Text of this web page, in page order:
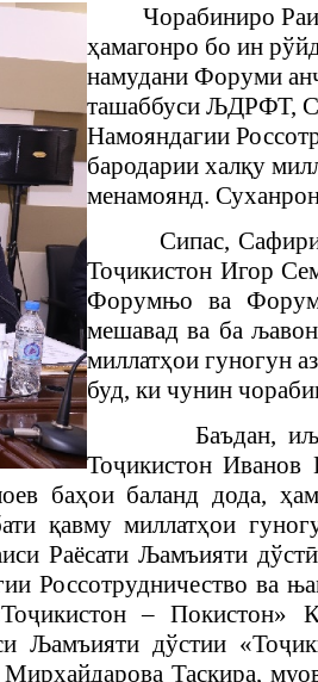
Чорабиниро
ҳамагонро бо ин
намудани Форуми ан
ташаббуси ЉДРФТ,
Намояндагии
бародарии халқу
менамоянд.
Сипас, Сафири
Тоҷикистон Игор
Форумњо ва
мешавад ва баљ
миллатҳои гуногун
буд, ки чунин
Баъдан,
Тоҷикистон Иванов
баҳои баланд дода, ҳ
қавму миллатҳои
Раёсати Љамъияти дўстӣ
Россотрудничество ва
ҷикистон – Покистон»
Љамъияти дўстии «Тоҷ
Мирхайдарова Таскира,